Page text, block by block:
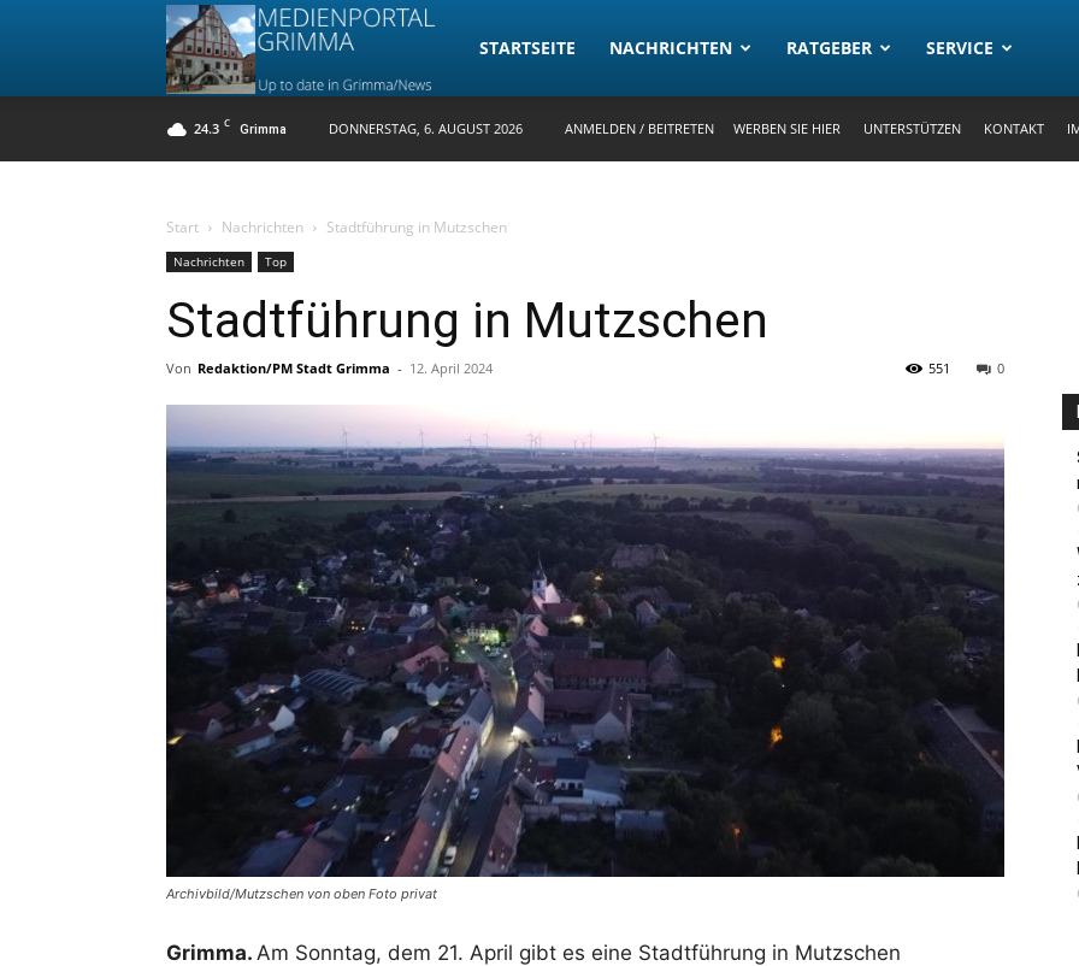
Medienportal
STARTSEITE NACHRICHTEN RATGEBER SERVICE
24.3 C Grimma DONNERSTAG, 6. AUGUST 2026 ANMELDEN / BEITRETEN WERBEN SIE HIER UNTERSTÜTZEN KONTAKT
Start Nachrichten Stadtführung in Mutzschen
Nachrichten Top
Stadtführung in Mutzschen
Von Redaktion/PM Stadt Grimma - 12. April 2024 0
551
Archivbild/Mutzschen von oben Foto privat
Grimma. Am Sonntag, dem 21. April gibt es eine Stadtführung in Mutzschen